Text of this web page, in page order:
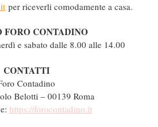
per riceverli comodamente a casa.
FORO CONTADINO
e sabato dalle 8.00 alle 14.00
CONTATTI
Contadino
Belotti – 00139 Roma
https://forocontadino.it